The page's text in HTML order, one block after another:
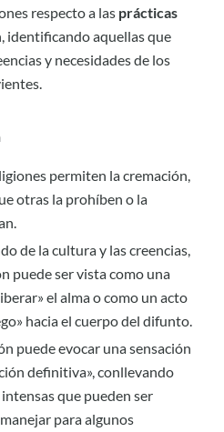
respecto a las prácticas
identificando aquellas que
y necesidades de los
permiten la cremación,
otras la prohíben o la
de la cultura y las creencias,
puede ser vista como una
el alma o como un acto
hacia el cuerpo del difunto.
puede evocar una sensación
definitiva», conllevando
que pueden ser
para algunos